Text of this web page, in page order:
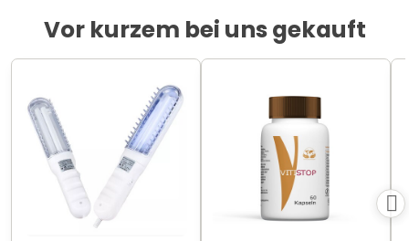
Vor kurzem bei uns gekauft